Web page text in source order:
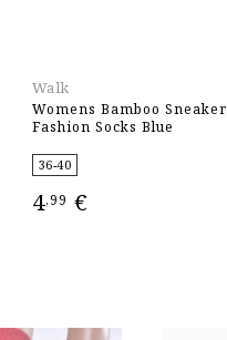
Walk
Womens Bamboo Sneaker
Fashion Socks Blue
36-40
4,99 €